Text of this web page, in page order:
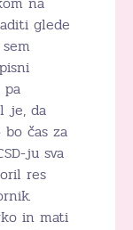
glede
je, da
bo čas za
ju sva
res
in mati